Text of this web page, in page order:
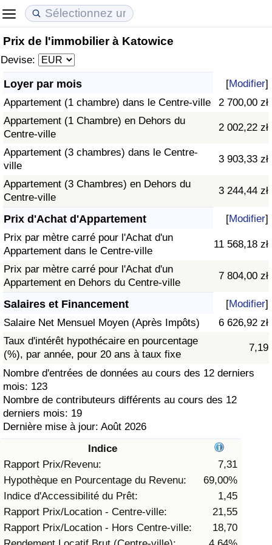
Prix de l'immobilier à Katowice
Devise:
Loyer par mois [Modifier]
Appartement (1 chambre) dans le Centre-ville
2 700,00 zł
Appartement (1 Chambre) en Dehors du
Centre-ville
2 002,22 zł
Appartement (3 chambres) dans le Centre-
ville
3 903,33 zł
Appartement (3 Chambres) en Dehors du
Centre-ville
3 244,44 zł
Prix d'Achat d'Appartement [Modifier]
Prix par mètre carré pour l'Achat d'un
Appartement dans le Centre-ville
11 568,18 zł
Prix par mètre carré pour l'Achat d'un
Appartement en Dehors du Centre-ville
7 804,00 zł
Salaires et Financement [Modifier]
Salaire Net Mensuel Moyen (Après Impôts)
6 626,92 zł
Taux d'intérêt hypothécaire en pourcentage
(%), par année, pour 20 ans à taux fixe
7,19
Nombre d'entrées de données au cours des 12 derniers
mois: 123
Nombre de contributeurs différents au cours des 12
derniers mois: 19
Dernière mise à jour: Août 2026
Indice
Rapport Prix/Revenu:
7,31
Hypothèque en Pourcentage du Revenu:
69,00%
Indice d'Accessibilité du Prêt:
1,45
Rapport Prix/Location - Centre-ville:
21,55
Rapport Prix/Location - Hors Centre-ville:
18,70
Coût de la vie
Indice du Coût de la Vie (Actuel)
Indice du Coût de la Vie
Indice du coût de la vie par pays
à Akaba
Prix de l'immobilier
Indice des Prix de l'immobilier (Actuel)
Indice des Prix de l'immobilier
Indice des Prix de l'immobilier par Pays
Qualité de Vie
Indice de Qualité de Vie
Indice de Qualité de Vie (Actuel)
Indice de qualité de vie par pays
Criminalité
Indice de Criminalité (Actuel)
Indice de Criminalité
Indice de criminalité par pays
Indice des soins de santé (Actuel)
Indice des soins de santé
Indice des soins de santé par Pays
Pollution
Indice de Pollution (Actuel)
Indice de pollution
Indice de Pollution par Pays
Trafic